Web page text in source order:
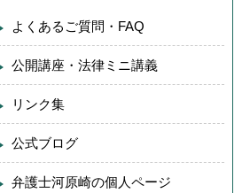
よくあるご質問・FAQ
公開講座・法律ミニ講義
リンク集
公式ブログ
弁護士河原崎の個人ページ